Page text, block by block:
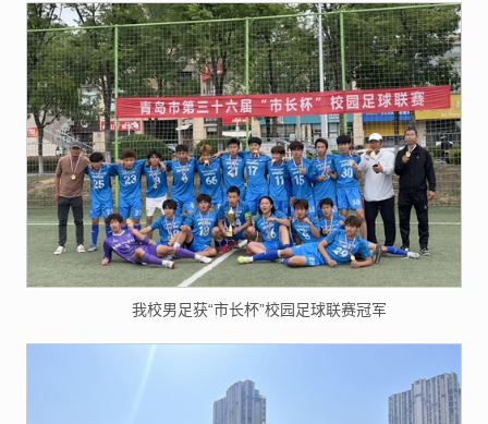
我校男足获“市长杯”校园足球联赛冠军